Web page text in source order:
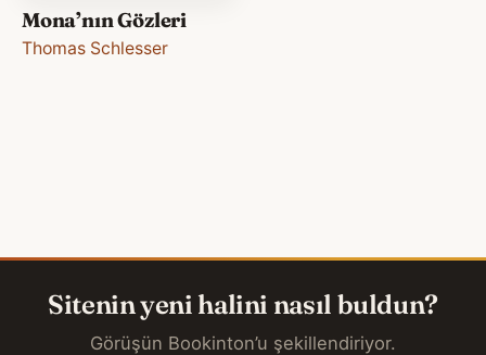
Mona’nın Gözleri
Thomas Schlesser
Sitenin yeni halini nasıl buldun?
Görüşün Bookinton’u şekillendiriyor.